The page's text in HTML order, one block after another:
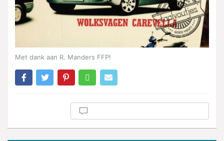
Met dank aan R. Manders FFP!